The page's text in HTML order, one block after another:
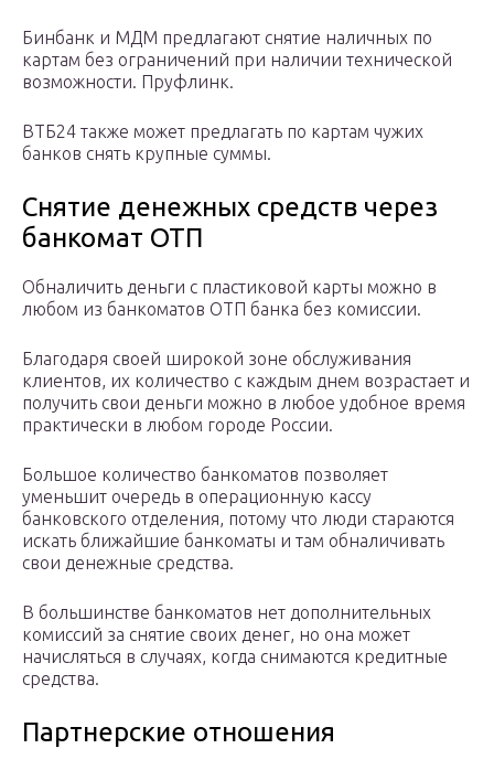
Бинбанк и МДМ предлагают снятие наличных по
картам без ограничений при наличии технической
возможности. Пруфлинк.
ВТБ24 также может предлагать по картам чужих
банков снять крупные суммы.
Снятие денежных средств через
банкомат ОТП
Обналичить деньги с пластиковой карты можно в
любом из банкоматов ОТП банка без комиссии.
Благодаря своей широкой зоне обслуживания
клиентов, их количество с каждым днем возрастает и
получить свои деньги можно в любое удобное время
практически в любом городе России.
Большое количество банкоматов позволяет
уменьшит очередь в операционную кассу
банковского отделения, потому что люди стараются
искать ближайшие банкоматы и там обналичивать
свои денежные средства.
В большинстве банкоматов нет дополнительных
комиссий за снятие своих денег, но она может
начисляться в случаях, когда снимаются кредитные
средства.
Партнерские отношения